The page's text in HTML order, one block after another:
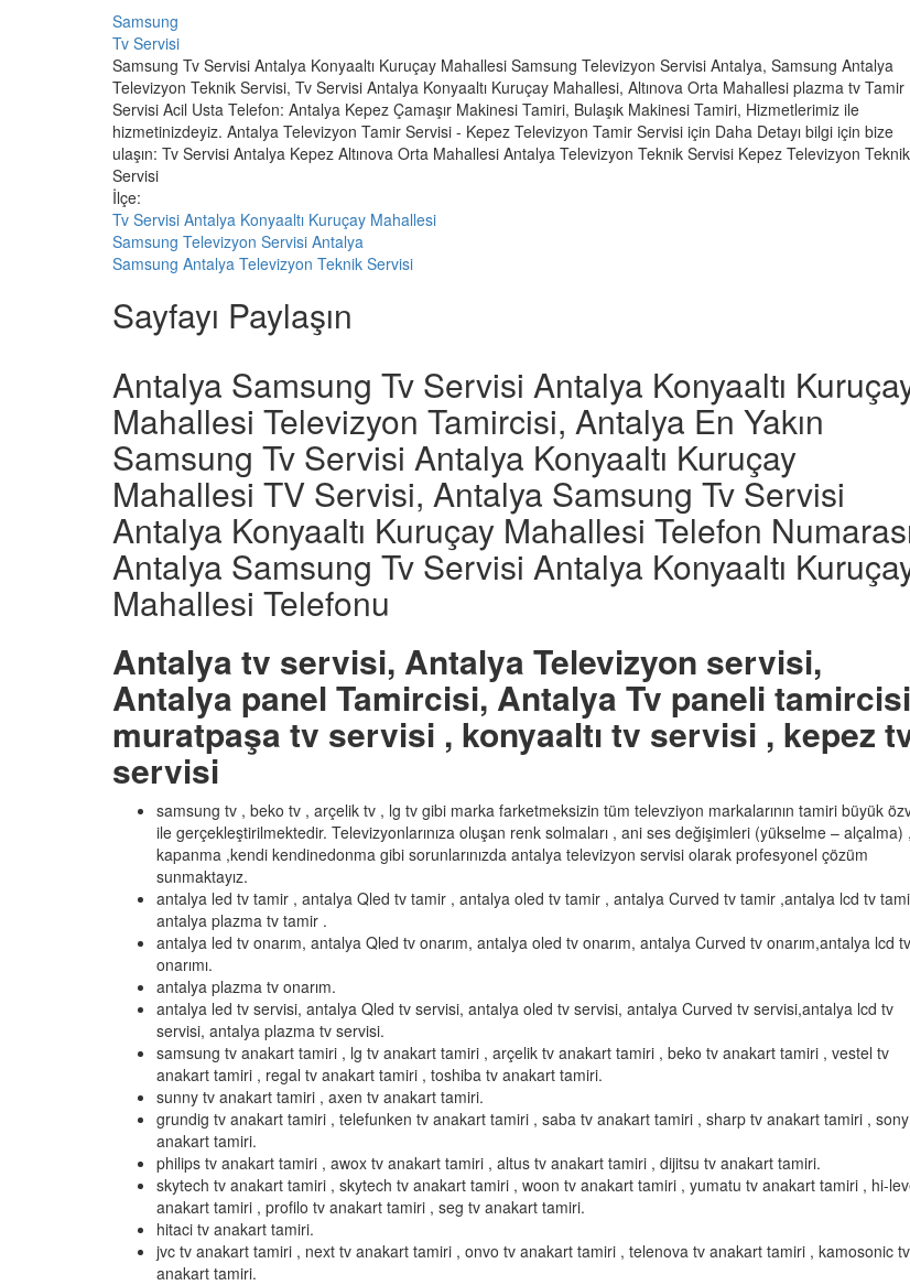
Samsung
Tv Servisi
Samsung Tv Servisi Antalya Konyaaltı Kuruçay Mahallesi Samsung Televizyon Servisi Antalya, Samsung Antalya
Televizyon Teknik Servisi, Tv Servisi Antalya Konyaaltı Kuruçay Mahallesi, Altınova Orta Mahallesi plazma tv Tamir
Servisi Acil Usta Telefon: Antalya Kepez Çamaşır Makinesi Tamiri, Bulaşık Makinesi Tamiri, Hizmetlerimiz ile
hizmetinizdeyiz. Antalya Televizyon Tamir Servisi - Kepez Televizyon Tamir Servisi için Daha Detayı bilgi için bize
ulaşın: Tv Servisi Antalya Kepez Altınova Orta Mahallesi Antalya Televizyon Teknik Servisi Kepez Televizyon Teknik
Servisi
İlçe:
Tv Servisi Antalya Konyaaltı Kuruçay Mahallesi
Samsung Televizyon Servisi Antalya
Samsung Antalya Televizyon Teknik Servisi
Sayfayı Paylaşın
Antalya Samsung Tv Servisi Antalya Konyaaltı
Mahallesi Televizyon Tamircisi, Antalya En Yakın
Samsung Tv Servisi Antalya Konyaaltı Kuruçay
Mahallesi TV Servisi, Antalya Samsung Tv Servisi
Antalya Konyaaltı Kuruçay Mahallesi Telefon
Antalya Samsung Tv Servisi Antalya Konyaaltı
Mahallesi Telefonu
Antalya tv servisi, Antalya Televizyon servisi,
Antalya panel Tamircisi, Antalya Tv paneli
muratpaşa tv servisi , konyaaltı tv servisi , kepez
servisi
samsung tv , beko tv , arçelik tv , lg tv gibi marka farketmeksizin tüm televziyon markalarının tamiri büyük
ile gerçekleştirilmektedir. Televizyonlarınıza oluşan renk solmaları , ani ses değişimleri (yükselme – alçalma)
kapanma ,kendi kendinedonma gibi sorunlarınızda antalya televizyon servisi olarak profesyonel çözüm
sunmaktayız.
antalya led tv tamir , antalya Qled tv tamir , antalya oled tv tamir , antalya Curved tv tamir ,antalya lcd tv
antalya plazma tv tamir .
antalya led tv onarım, antalya Qled tv onarım, antalya oled tv onarım, antalya Curved tv onarım,antalya lcd tv
onarımı.
antalya plazma tv onarım.
antalya led tv servisi, antalya Qled tv servisi, antalya oled tv servisi, antalya Curved tv servisi,antalya lcd tv
servisi, antalya plazma tv servisi.
samsung tv anakart tamiri , lg tv anakart tamiri , arçelik tv anakart tamiri , beko tv anakart tamiri , vestel tv
anakart tamiri , regal tv anakart tamiri , toshiba tv anakart tamiri.
sunny tv anakart tamiri , axen tv anakart tamiri.
grundig tv anakart tamiri , telefunken tv anakart tamiri , saba tv anakart tamiri , sharp tv anakart tamiri ,
anakart tamiri.
philips tv anakart tamiri , awox tv anakart tamiri , altus tv anakart tamiri , dijitsu tv anakart tamiri.
skytech tv anakart tamiri , skytech tv anakart tamiri , woon tv anakart tamiri , yumatu tv anakart tamiri , hi-
anakart tamiri , profilo tv anakart tamiri , seg tv anakart tamiri.
hitaci tv anakart tamiri.
jvc tv anakart tamiri , next tv anakart tamiri , onvo tv anakart tamiri , telenova tv anakart tamiri , kamosonic tv
anakart tamiri.